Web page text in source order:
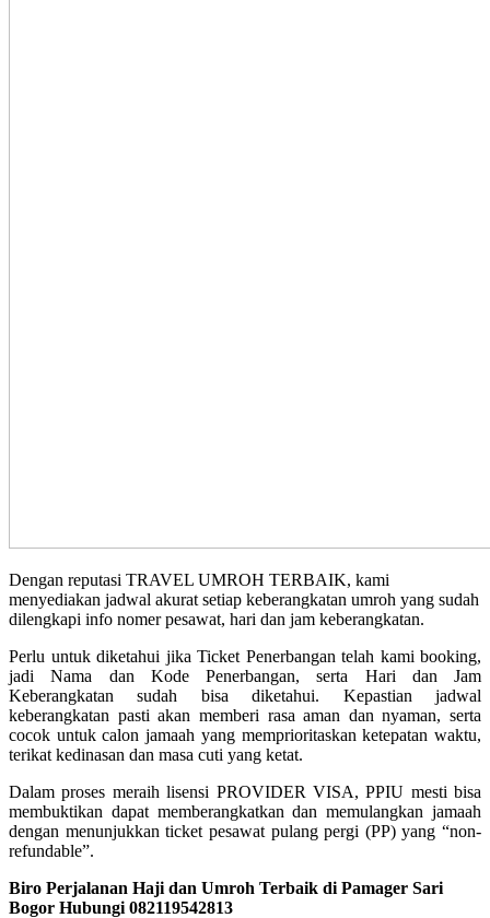
Dengan reputasi TRAVEL UMROH TERBAIK, kami
menyediakan jadwal akurat setiap keberangkatan umroh yang sudah
dilengkapi info nomer pesawat, hari dan jam keberangkatan.
Perlu untuk diketahui jika Ticket Penerbangan telah kami booking,
jadi Nama dan Kode Penerbangan, serta Hari dan Jam
Keberangkatan sudah bisa diketahui. Kepastian jadwal
keberangkatan pasti akan memberi rasa aman dan nyaman, serta
cocok untuk calon jamaah yang memprioritaskan ketepatan waktu,
terikat kedinasan dan masa cuti yang ketat.
Dalam proses meraih lisensi PROVIDER VISA, PPIU mesti bisa
membuktikan dapat memberangkatkan dan memulangkan jamaah
dengan menunjukkan ticket pesawat pulang pergi (PP) yang “non-
refundable”.
Biro Perjalanan Haji dan Umroh Terbaik di Pamager Sari
Bogor Hubungi 082119542813